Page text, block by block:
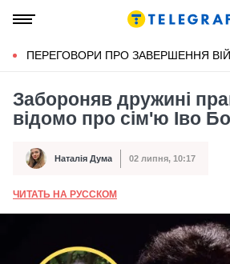
ПЕРЕГОВОРИ ПРО ЗАВЕРШЕННЯ
Забороняв дружині
відомо про сім'ю Іво
Автор Наталія Дума
Дата публікації 02 липня, 10:17
ЧИТАТЬ НА РУССКОМ